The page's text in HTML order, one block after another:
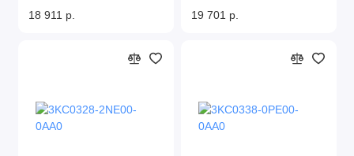
18 911 р. 19 701 р.